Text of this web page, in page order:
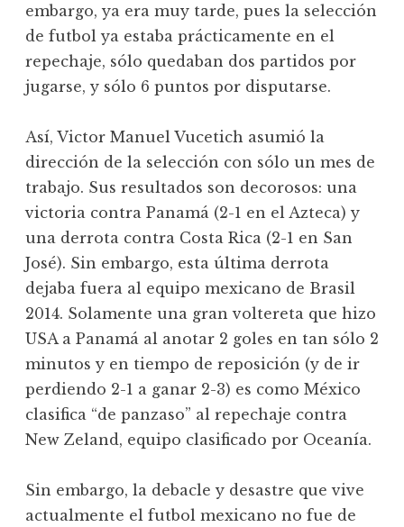
embargo, ya era muy tarde, pues la selección
de futbol ya estaba prácticamente en el
repechaje, sólo quedaban dos partidos por
jugarse, y sólo 6 puntos por disputarse.
Así, Victor Manuel Vucetich asumió la
dirección de la selección con sólo un mes de
trabajo. Sus resultados son decorosos: una
victoria contra Panamá (2-1 en el Azteca) y
una derrota contra Costa Rica (2-1 en San
José). Sin embargo, esta última derrota
dejaba fuera al equipo mexicano de Brasil
2014. Solamente una gran voltereta que hizo
USA a Panamá al anotar 2 goles en tan sólo 2
minutos y en tiempo de reposición (y de ir
perdiendo 2-1 a ganar 2-3) es como México
clasifica “de panzaso” al repechaje contra
New Zeland, equipo clasificado por Oceanía.
Sin embargo, la debacle y desastre que vive
actualmente el futbol mexicano no fue de